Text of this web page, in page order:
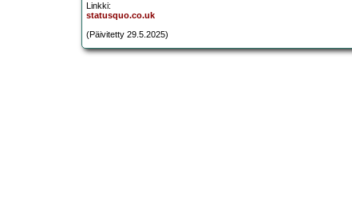
Linkki:
statusquo.co.uk
(Päivitetty 29.5.2025)